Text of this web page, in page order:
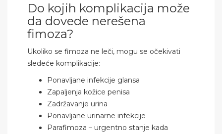
Do kojih komplikacija može
da dovede nerešena
fimoza?
Ukoliko se fimoza ne leči, mogu se očekivati
sledeće komplikacije:
Ponavljane infekcije glansa
Zapaljenja kožice penisa
Zadržavanje urina
Ponavljane urinarne infekcije
Parafimoza – urgentno stanje kada